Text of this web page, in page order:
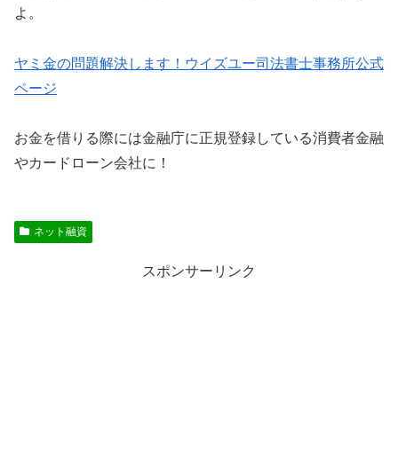
よ。
ヤミ金の問題解決します！ウイズユー司法書士事務所公式
ページ
お金を借りる際には金融庁に正規登録している消費者金融
やカードローン会社に！
ネット融資
スポンサーリンク